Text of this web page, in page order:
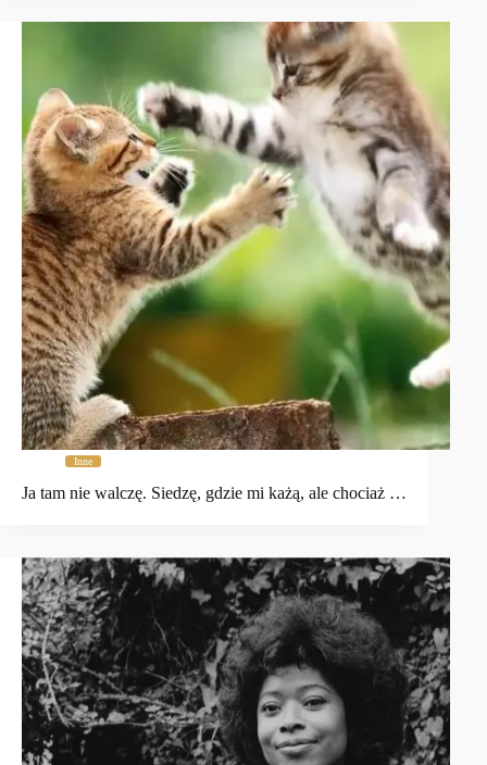
Inne
Ja tam nie walczę. Siedzę, gdzie mi każą, ale chociaż …